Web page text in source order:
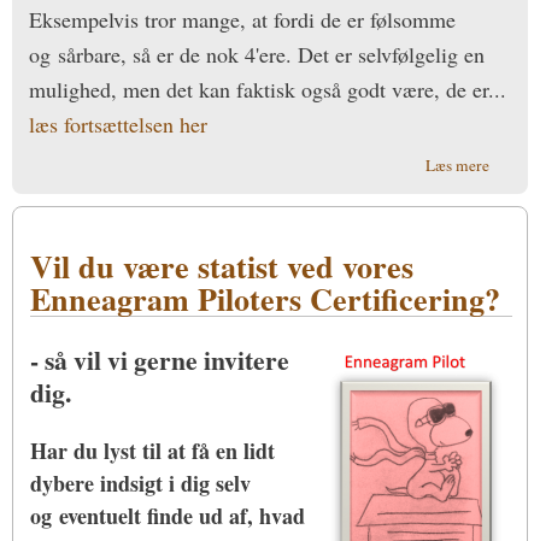
Eksempelvis tror mange, at fordi de er følsomme
og sårbare, så er de nok 4'ere. Det er selvfølgelig en
mulighed, men det kan faktisk også godt være, de er...
læs fortsættelsen her
Læs mereom
Vil du være statist ved vores
Enneagram Piloters Certificering?
- så vil vi gerne invitere
dig.
Har du lyst til at få en lidt
dybere indsigt i dig selv
og eventuelt finde ud af, hvad